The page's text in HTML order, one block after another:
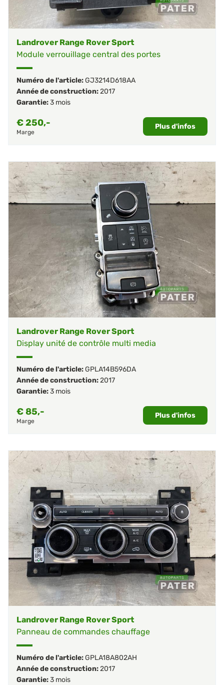
Landrover Range Rover Sport
Module verrouillage central des portes
Numéro de l'article:GJ3214D618AA
Année de construction:2017
Garantie:3 mois
€250,-
Marge
Plus d'infos
Landrover Range Rover Sport
Display unité de contrôle multi media
Numéro de l'article:GPLA14B596DA
Année de construction:2017
Garantie:3 mois
€85,-
Marge
Plus d'infos
Landrover Range Rover Sport
Panneau de commandes chauffage
Numéro de l'article:GPLA18A802AH
Année de construction:2017
Garantie:3 mois